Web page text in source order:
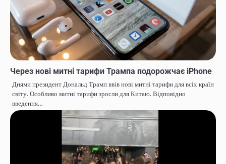
Через нові митні тарифи Трампа подорожчає iPhone
Днями президент Дональд Трамп ввів нові митні тарифи для всіх країн
світу. Особливо митні тарифи зросли для Китаю. Відповідно
введення…